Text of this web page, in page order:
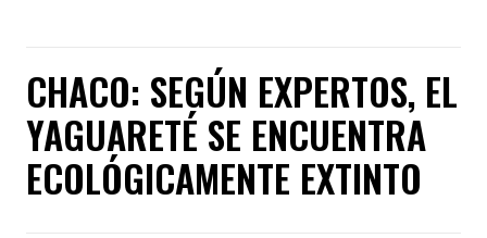
CHACO: SEGÚN EXPERTOS, EL
YAGUARETÉ SE ENCUENTRA
ECOLÓGICAMENTE EXTINTO